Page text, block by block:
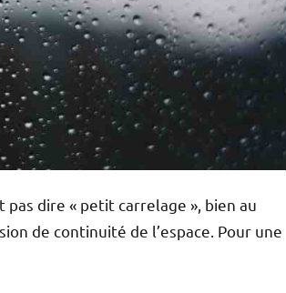
dire « petit carrelage », bien au
de continuité de l’espace. Pour une